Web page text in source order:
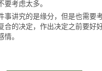
要考虑太多。
讲究的是缘分，但是也需要考
合的决定，作出决定之前要好
情。